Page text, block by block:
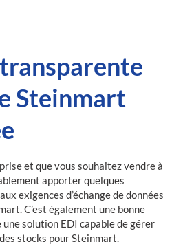
Steinmart
et que vous souhaitez vendre à
apporter quelques
exigences d’échange de données
C’est également une bonne
solution EDI capable de gérer
stocks pour Steinmart.